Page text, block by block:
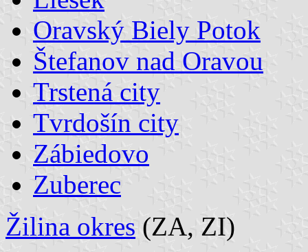
Oravský Biely Potok
Štefanov nad Oravou
Trstená city
Tvrdošín city
Zábiedovo
Zuberec
Žilina okres (ZA, ZI)